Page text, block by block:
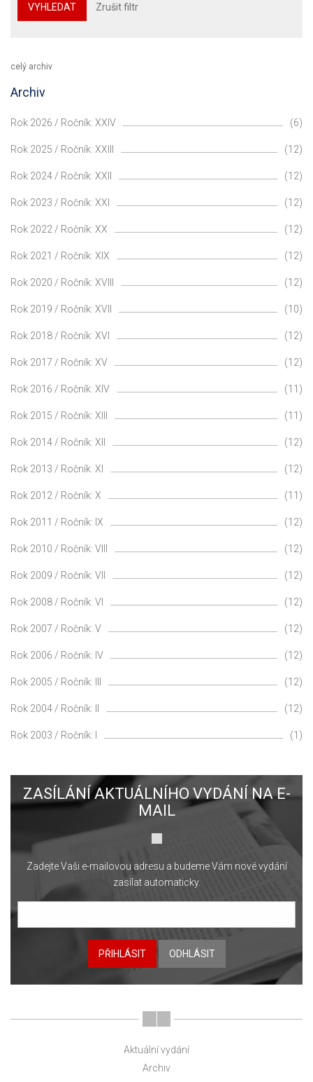
VYHLEDAT Zrušit filtr
celý archiv
Archiv
Rok 2026 / Ročník: XXIV (6)
Rok 2025 / Ročník: XXIII (12)
Rok 2024 / Ročník: XXII (12)
Rok 2023 / Ročník: XXI (12)
Rok 2022 / Ročník: XX (12)
Rok 2021 / Ročník: XIX (12)
Rok 2020 / Ročník: XVIII (12)
Rok 2019 / Ročník: XVII (10)
Rok 2018 / Ročník: XVI (12)
Rok 2017 / Ročník: XV (12)
Rok 2016 / Ročník: XIV (11)
Rok 2015 / Ročník: XIII (11)
Rok 2014 / Ročník: XII (12)
Rok 2013 / Ročník: XI (12)
Rok 2012 / Ročník: X (11)
Rok 2011 / Ročník: IX (12)
Rok 2010 / Ročník: VIII (12)
Rok 2009 / Ročník: VII (12)
Rok 2008 / Ročník: VI (12)
Rok 2007 / Ročník: V (12)
Rok 2006 / Ročník: IV (12)
Rok 2005 / Ročník: III (12)
Rok 2004 / Ročník: II (12)
Rok 2003 / Ročník: I (1)
ZASÍLÁNÍ AKTUÁLNÍHO VYDÁNÍ NA E-
MAIL
Zadejte Vaši e-mailovou adresu a budeme Vám nové vydání
zasílat automaticky.
PŘIHLÁSIT ODHLÁSIT
Aktuální vydání
Archiv